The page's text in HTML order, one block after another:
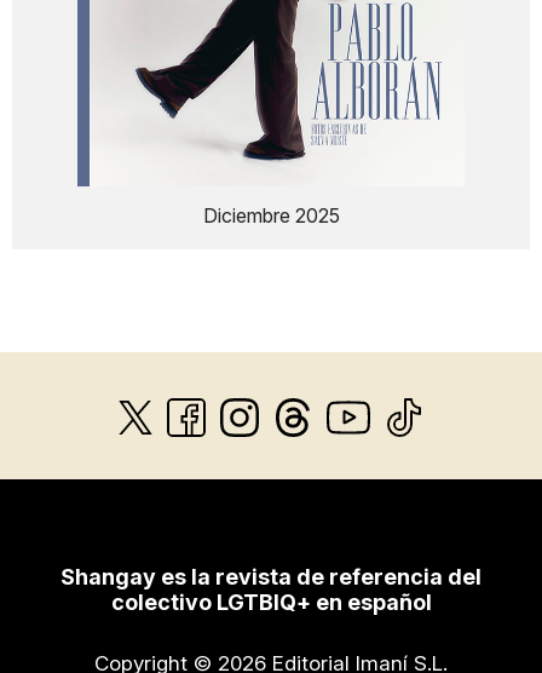
Diciembre 2025
Shangay es la revista de referencia del
colectivo LGTBIQ+ en español
Copyright © 2026 Editorial Imaní S.L.